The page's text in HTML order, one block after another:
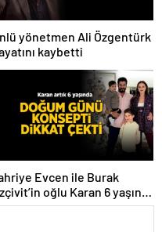
yönetmen Ali Özgentürk
kaybetti
Evcen ile Burak
oğlu Karan 6 yaşına